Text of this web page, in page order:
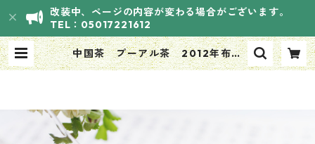
改装中、ページの内容が変わる場合がございます。
TEL：05017221612
中国茶 プーアル茶 2012年布朗
小喬木プーアル生茶 50g | HANA